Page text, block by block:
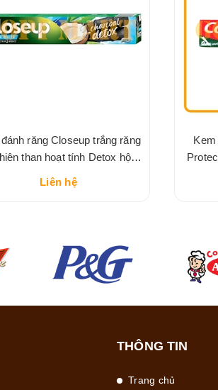
răng Closeup trắng răng
than hoạt tính Detox hộp
Liên hệ
Kem
THÔNG TIN
Trang chủ